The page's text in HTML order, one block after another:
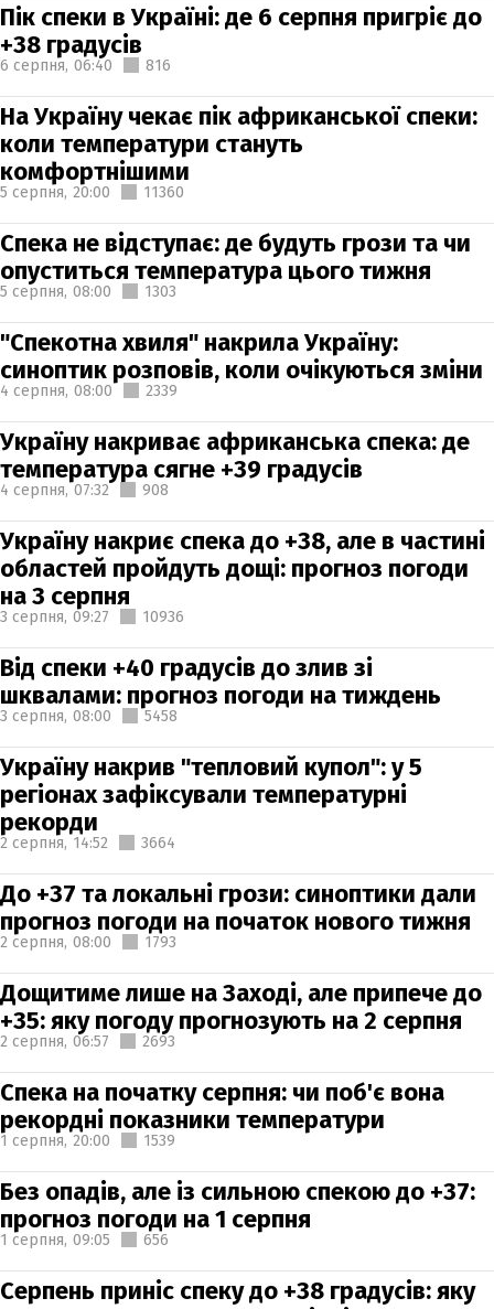
Пік спеки в Україні: де 6 серпня пригріє до
+38 градусів
6 серпня, 06:40 816
На Україну чекає пік африканської спеки:
коли температури стануть
комфортнішими
5 серпня, 20:00 11360
Спека не відступає: де будуть грози та чи
опуститься температура цього тижня
5 серпня, 08:00 1303
"Спекотна хвиля" накрила Україну:
синоптик розповів, коли очікуються зміни
4 серпня, 08:00 2339
Україну накриває африканська спека: де
температура сягне +39 градусів
4 серпня, 07:32 908
Україну накриє спека до +38, але в частині
областей пройдуть дощі: прогноз погоди
на 3 серпня
3 серпня, 09:27 10936
Від спеки +40 градусів до злив зі
шквалами: прогноз погоди на тиждень
3 серпня, 08:00 5458
Україну накрив "тепловий купол": у 5
регіонах зафіксували температурні
рекорди
2 серпня, 14:52 3664
До +37 та локальні грози: синоптики дали
прогноз погоди на початок нового тижня
2 серпня, 08:00 1793
Дощитиме лише на Заході, але припече до
+35: яку погоду прогнозують на 2 серпня
2 серпня, 06:57 2693
Спека на початку серпня: чи поб'є вона
рекордні показники температури
1 серпня, 20:00 1539
Без опадів, але із сильною спекою до +37:
прогноз погоди на 1 серпня
1 серпня, 09:05 656
Серпень приніс спеку до +38 градусів: яку